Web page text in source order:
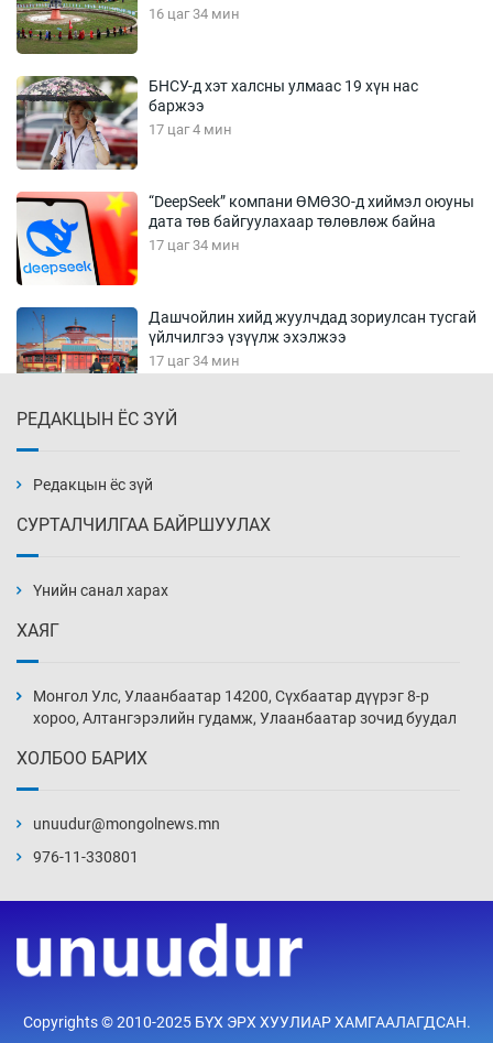
16 цаг 34 мин
БНСУ-д хэт халсны улмаас 19 хүн нас
баржээ
17 цаг 4 мин
“DeepSeek” компани ӨМӨЗО-д хиймэл оюуны
дата төв байгуулахаар төлөвлөж байна
17 цаг 34 мин
Дашчойлин хийд жуулчдад зориулсан тусгай
үйлчилгээ үзүүлж эхэлжээ
17 цаг 34 мин
18 цаг 4 мин
18 цаг 34 мин
19 цаг 4 мин
19 цаг 34 мин
20 цаг 4 мин
суралцагчдын амьжиргааны зардлын
РЕДАКЦЫН ЁС ЗҮЙ
Редакцын ёс зүй
СУРТАЛЧИЛГАА БАЙРШУУЛАХ
Үнийн санал харах
ХАЯГ
Монгол Улс, Улаанбаатар 14200, Сүхбаатар дүүрэг 8-р
хороо, Алтангэрэлийн гудамж, Улаанбаатар зочид буудал
ХОЛБОО БАРИХ
unuudur@mongolnews.mn
976-11-330801
Copyrights © 2010-2025 БҮХ ЭРХ ХУУЛИАР ХАМГААЛАГДСАН.